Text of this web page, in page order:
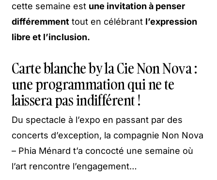
cette semaine est une invitation à penser
différemment tout en célébrant l’expression
libre et l’inclusion.
Carte blanche by la Cie Non Nova :
une programmation qui ne te
laissera pas indifférent !
Du spectacle à l’expo en passant par des
concerts d’exception, la compagnie Non Nova
– Phia Ménard t’a concocté une semaine où
l’art rencontre l’engagement…